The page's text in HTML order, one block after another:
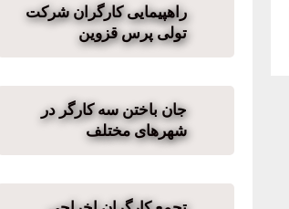
راهپیمایی کارگران شرکت
تولی پرس قزوین
جان باختن سه کارگر در
شهرهای مختلف